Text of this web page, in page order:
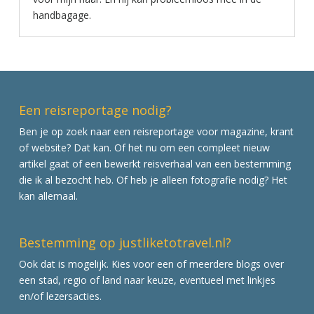
handbagage.
Een reisreportage nodig?
Ben je op zoek naar een reisreportage voor magazine, krant
of website? Dat kan. Of het nu om een compleet nieuw
artikel gaat of een bewerkt reisverhaal van een bestemming
die ik al bezocht heb. Of heb je alleen fotografie nodig? Het
kan allemaal.
Bestemming op justliketotravel.nl?
Ook dat is mogelijk. Kies voor een of meerdere blogs over
een stad, regio of land naar keuze, eventueel met linkjes
en/of lezersacties.